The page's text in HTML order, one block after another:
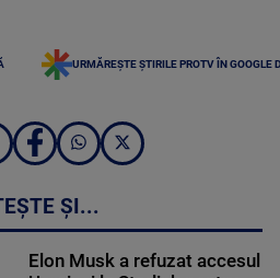
URMĂREȘTE ȘTIRILE PROTV ÎN GOOGLE
ȘI...
Elon Musk a refuzat accesul